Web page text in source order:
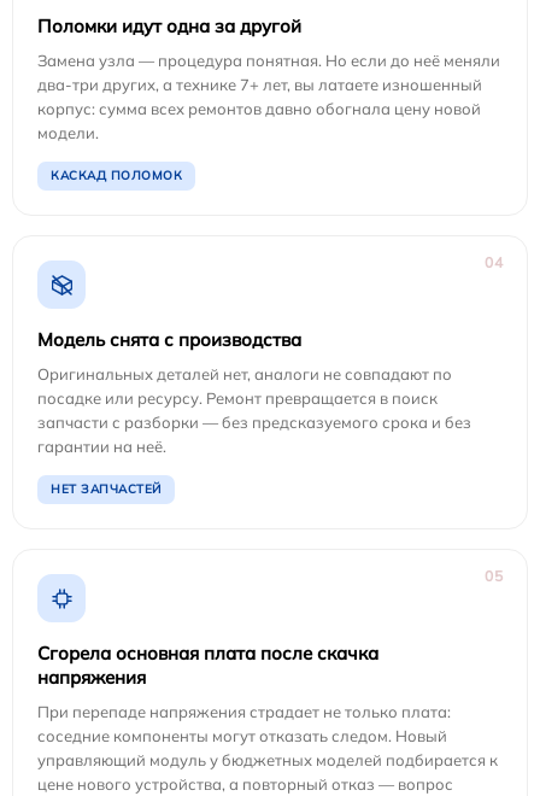
Поломки идут одна за другой
Замена узла — процедура понятная. Но если до неё меняли
два-три других, а технике 7+ лет, вы латаете изношенный
корпус: сумма всех ремонтов давно обогнала цену новой
модели.
КАСКАД ПОЛОМОК
04
Модель снята с производства
Оригинальных деталей нет, аналоги не совпадают по
посадке или ресурсу. Ремонт превращается в поиск
запчасти с разборки — без предсказуемого срока и без
гарантии на неё.
НЕТ ЗАПЧАСТЕЙ
05
Сгорела основная плата после скачка
напряжения
При перепаде напряжения страдает не только плата:
соседние компоненты могут отказать следом. Новый
управляющий модуль у бюджетных моделей подбирается к
цене нового устройства, а повторный отказ — вопрос